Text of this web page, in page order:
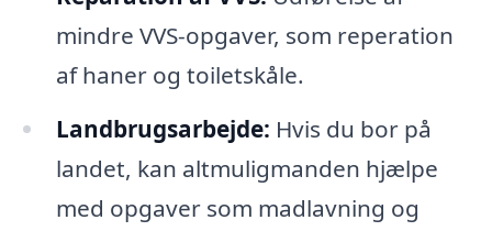
mindre VVS-opgaver, som reperation
af haner og toiletskåle.
Landbrugsarbejde: Hvis du bor på
landet, kan altmuligmanden hjælpe
med opgaver som madlavning og